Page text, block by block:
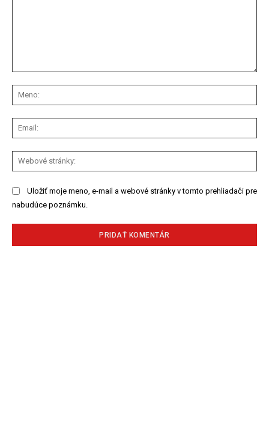
Uložiť moje meno, e-mail a webové stránky v tomto prehliadači pre
nabudúce poznámku.